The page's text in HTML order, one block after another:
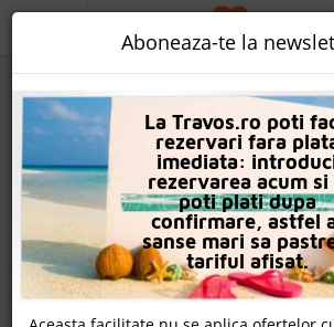
Complex Trinity
Nota
PROMO
CAUTA REZERVARE
OFERTA PERSONALIZATA
DESPRE NOI
LOGIN
CAZARE
Aboneaza-te la
La Travos.ro poti
rezervari fara
imediata:
rezervarea acum si
poti plati dupa
confirmare, astfel
sanse mari sa
tariful afisat.